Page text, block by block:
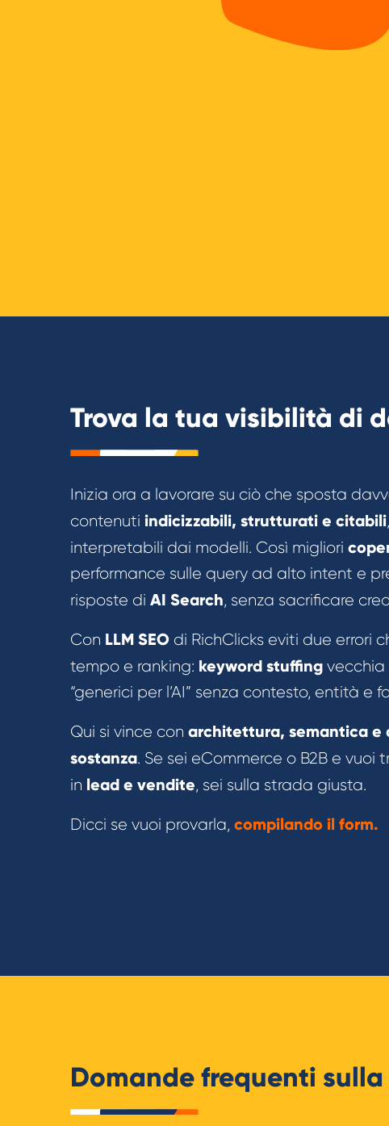
Trova la tua visibilità di
Inizia ora a lavorare su ciò che sposta
contenuti indicizzabili, strutturati e citabili
interpretabili dai modelli. Così migliori
performance sulle query ad alto intent e
risposte di AI Search, senza sacrificare
Con LLM SEO di RichClicks eviti due errori
tempo e ranking: keyword stuffing vecchia
“generici per l’AI” senza contesto, entità e
Qui si vince con architettura, semantica e
sostanza. Se sei eCommerce o B2B e vuoi
in lead e vendite, sei sulla strada giusta.
Dicci se vuoi provarla, compilando il form.
Domande frequenti sulla